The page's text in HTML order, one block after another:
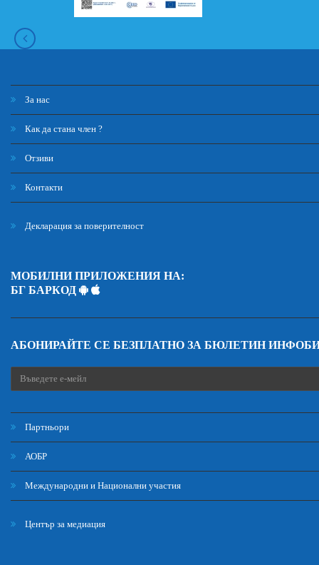
За нас
Как да стана член ?
Отзиви
Контакти
Декларация за поверителност
МОБИЛНИ ПРИЛОЖЕНИЯ НА:
БГ БАРКОД
АБОНИРАЙТЕ СЕ БЕЗПЛАТНО ЗА БЮЛЕТИН
Партньори
АОБР
Международни и Национални участия
Център за медиация